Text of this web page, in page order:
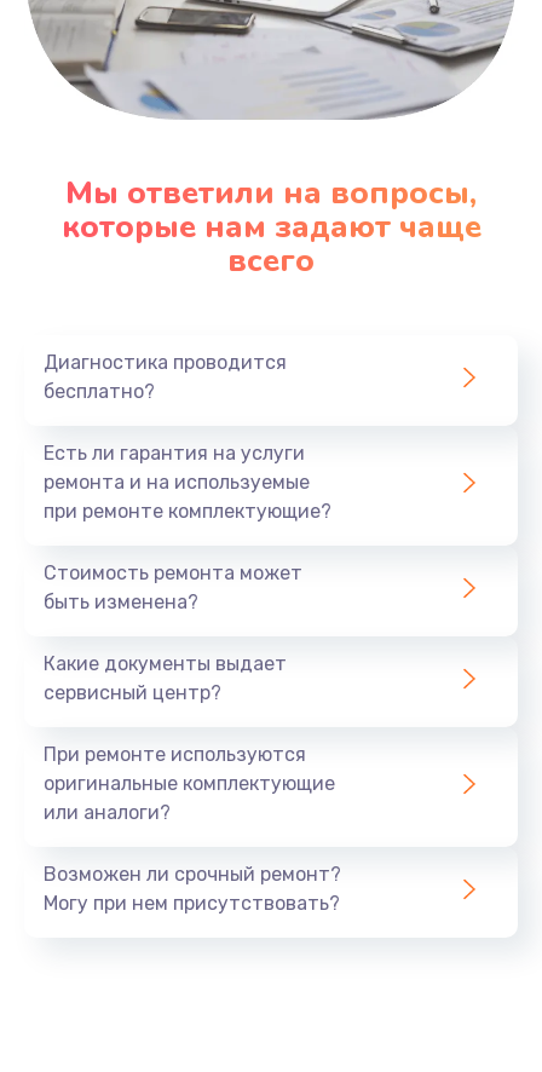
Мы ответили на вопросы,
которые нам задают чаще
всего
Диагностика проводится
бесплатно?
Есть ли гарантия на услуги
ремонта и на используемые
при ремонте комплектующие?
Стоимость ремонта может
быть изменена?
Какие документы выдает
сервисный центр?
При ремонте используются
оригинальные комплектующие
или аналоги?
Возможен ли срочный ремонт?
Могу при нем присутствовать?